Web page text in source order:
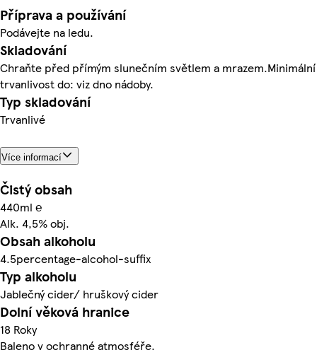
Příprava a používání
Podávejte na ledu.
Skladování
Chraňte před přímým slunečním světlem a mrazem.Minimální
trvanlivost do: viz dno nádoby.
Typ skladování
Trvanlivé
Více informací
Čistý obsah
440ml ℮
Alk. 4,5% obj.
Obsah alkoholu
4.5percentage-alcohol-suffix
Typ alkoholu
Jablečný cider/ hruškový cider
Dolní věková hranice
18 Roky
Baleno v ochranné atmosféře.